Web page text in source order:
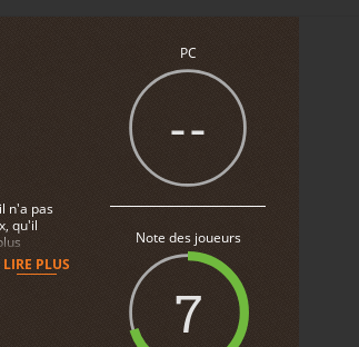
n'a pas
qu'il
à
de
LIRE PLUS
PC
--
Note des joueurs
7